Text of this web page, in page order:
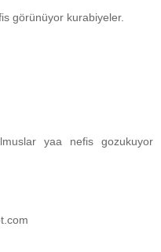
görünüyor kurabiyeler.
yaa nefis gozukuyor